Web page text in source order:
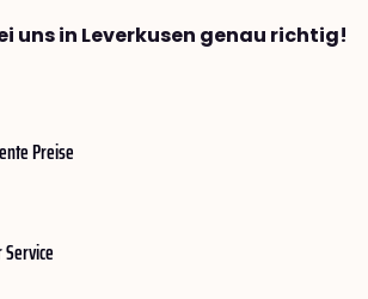
uns in Leverkusen genau richtig!
Preise